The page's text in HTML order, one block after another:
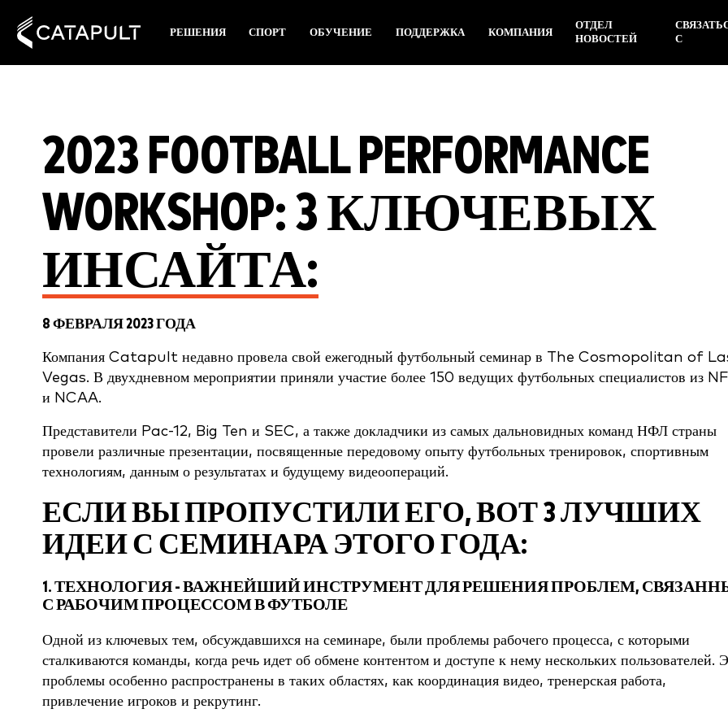
РЕШЕНИЯ СПОРТ ОБУЧЕНИЕ ПОДДЕРЖКА КОМПАНИЯ
ОТДЕЛ
НОВОСТЕЙ
С
2023 FOOTBALL PERFORMANCE
WORKSHOP: 3 КЛЮЧЕВЫХ
ИНСАЙТА:
8 ФЕВРАЛЯ 2023 ГОДА
Компания Catapult недавно провела свой ежегодный футбольный семинар в The Cosmopolitan of
Vegas. В двухдневном мероприятии приняли участие более 150 ведущих футбольных специалистов из
и NCAA.
Представители Pac-12, Big Ten и SEC, а также докладчики из самых дальновидных команд НФЛ страны
провели различные презентации, посвященные передовому опыту футбольных тренировок, спортивным
технологиям, данным о результатах и будущему видеоопераций.
ЕСЛИ ВЫ ПРОПУСТИЛИ ЕГО, ВОТ 3 ЛУЧШИХ
ИДЕИ С СЕМИНАРА ЭТОГО ГОДА:
1. ТЕХНОЛОГИЯ - ВАЖНЕЙШИЙ ИНСТРУМЕНТ ДЛЯ РЕШЕНИЯ ПРОБЛЕМ,
С РАБОЧИМ ПРОЦЕССОМ В ФУТБОЛЕ
Одной из ключевых тем, обсуждавшихся на семинаре, были проблемы рабочего процесса, с которыми
сталкиваются команды, когда речь идет об обмене контентом и доступе к нему нескольких пользователей.
проблемы особенно распространены в таких областях, как координация видео, тренерская работа,
привлечение игроков и рекрутинг.